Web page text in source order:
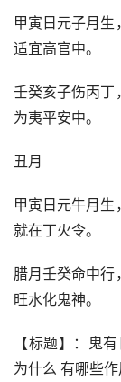
甲寅日元子月
适宜高官中。
壬癸亥子伤丙丁
为夷平安中。
丑月
甲寅日元牛月
就在丁火令。
腊月壬癸命中
旺水化鬼神。
【标题】：鬼
为什么 有哪些